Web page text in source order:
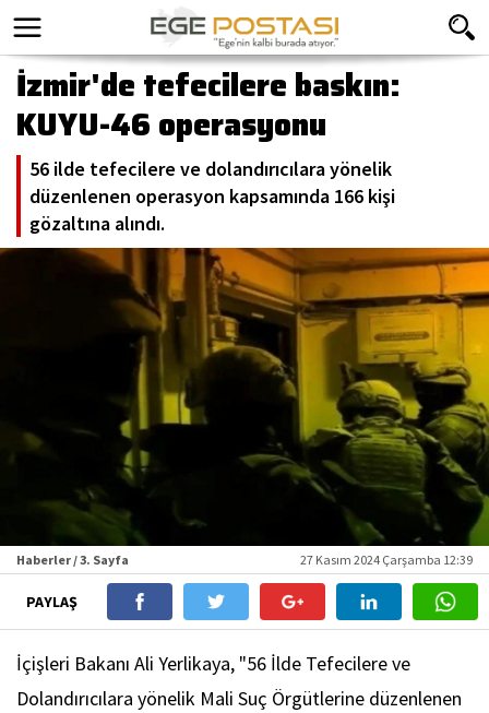
İzmir'de tefecilere baskın:
KUYU-46 operasyonu
56 ilde tefecilere ve dolandırıcılara yönelik
düzenlenen operasyon kapsamında 166 kişi
gözaltına alındı.
Haberler / 3. Sayfa 27 Kasım 2024 Çarşamba 12:39
PAYLAŞ
İçişleri Bakanı Ali Yerlikaya, "56 İlde Tefecilere ve
Dolandırıcılara yönelik Mali Suç Örgütlerine düzenlenen